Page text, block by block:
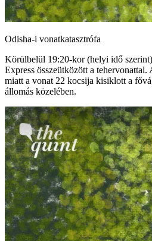
Odisha-i vonatkatasztrófa
Körülbelül 19:20-kor (helyi idő
Express összeütközött a tehervonattal.
miatt a vonat 22 kocsija kisiklott a
állomás közelében.